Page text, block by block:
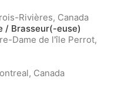
Rivières, Canada
/ Brasseur(-euse)
Dame de l'île Perrot,
Canada